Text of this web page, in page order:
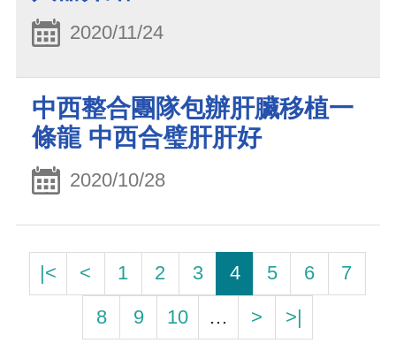
2020/11/24
中西整合團隊包辦肝臟移植一
條龍 中西合璧肝肝好
2020/10/28
|< < 1 2 3 4 5 6
7
8
9 10 … > >|